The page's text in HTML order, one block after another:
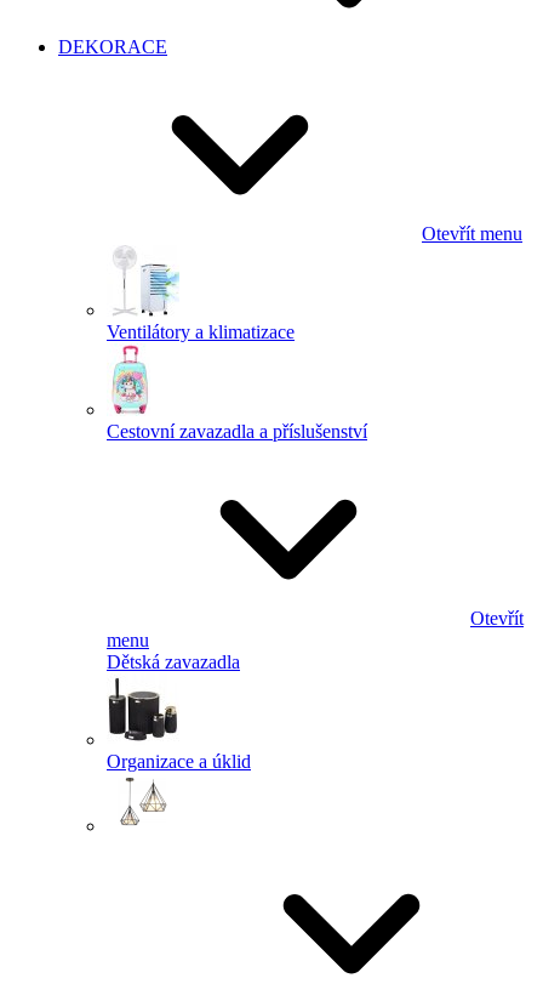
DEKORACE
Otevřít menu
Ventilátory a klimatizace
Cestovní zavazadla a příslušenství
Otevřít
menu
Dětská zavazadla
Organizace a úklid